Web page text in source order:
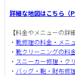
詳細な地図はこちら（
【料金やメニューの詳
・ 靴修理の料金・メニ
・ 靴クリーニングの料
・ スニーカー修理・ク
・ バッグ・鞄・財布修